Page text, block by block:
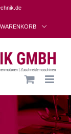
WARENKORB